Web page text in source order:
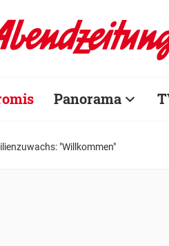
Panorama
"Willkommen"